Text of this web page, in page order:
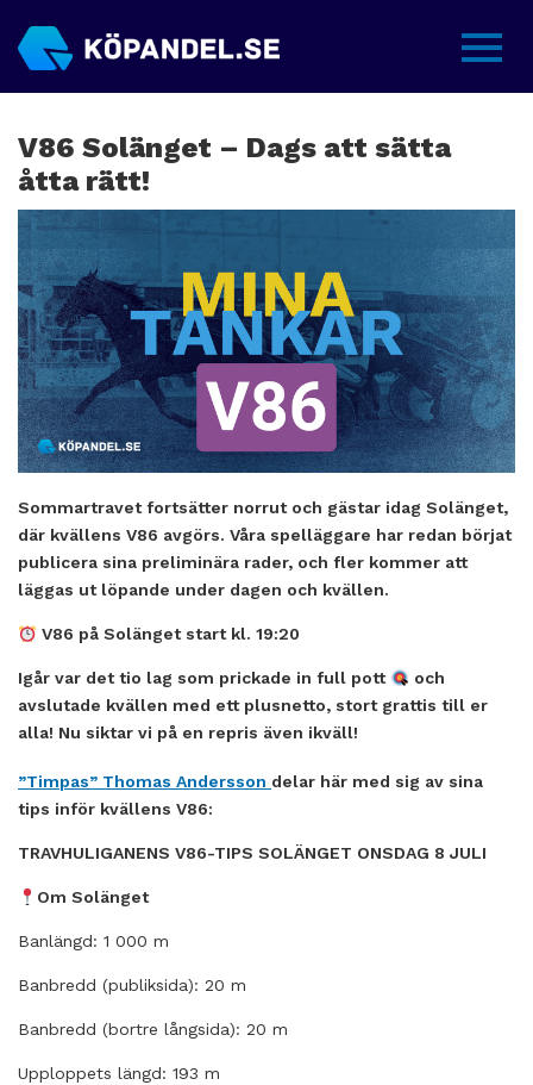
V86 Solänget – Dags att sätta
åtta rätt!
Sommartravet fortsätter norrut och gästar idag Solänget,
där kvällens V86 avgörs. Våra spelläggare har redan börjat
publicera sina preliminära rader, och fler kommer att
läggas ut löpande under dagen och kvällen.
V86 på Solänget start kl. 19:20
Igår var det tio lag som prickade in full pott
och
avslutade kvällen med ett plusnetto, stort grattis till er
alla! Nu siktar vi på en repris även ikväll!
”Timpas” Thomas Andersson delar här med sig av sina
tips inför kvällens V86:
TRAVHULIGANENS V86-TIPS SOLÄNGET ONSDAG 8 JULI
Om Solänget
Banlängd: 1 000 m
Banbredd (publiksida): 20 m
Banbredd (bortre långsida): 20 m
Upploppets längd: 193 m